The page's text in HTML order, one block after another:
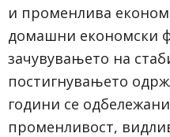
и променлива
домашни економски
зачувувањето на
постигнувањето
години се
променливост,